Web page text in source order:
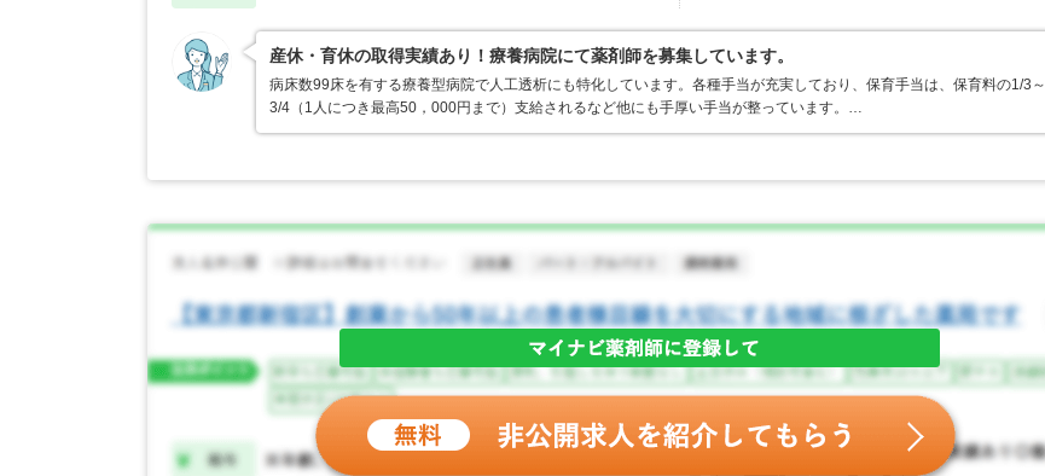
産休・育休の取得実績あり！療養病院にて薬剤師を募集しています。
病床数99床を有する療養型病院で人工透析にも特化しています。各種手当が充実しており、保育手当は、保育料の1/3～
3/4（1人につき最高50，000円まで）支給されるなど他にも手厚い手当が整っています。…